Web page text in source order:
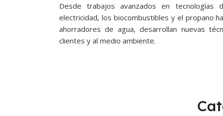
Desde trabajos avanzados en tecnologías
electricidad, los biocombustibles y el propano
ahorradores de agua, desarrollan nuevas
clientes y al medio ambiente.